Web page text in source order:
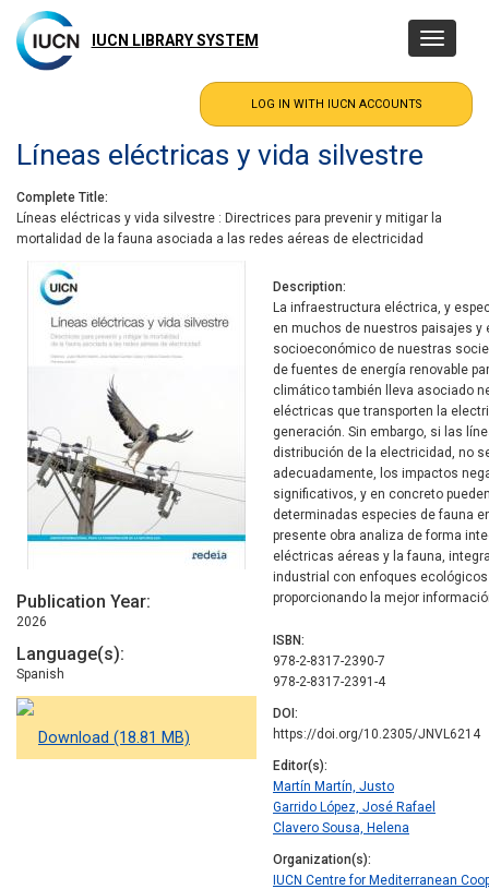
main
content
IUCN LIBRARY SYSTEM
Toggle
Líneas eléctricas y vida silvestre
Complete Title
Líneas eléctricas y vida silvestre : Directrices para prevenir y mitigar la
mortalidad de la fauna asociada a las redes aéreas de electricidad
Publication Year
2026
Language(s)
Spanish
Download (18.81 MB)
Description
La infraestructura eléctrica, y
en muchos de nuestros paisajes y
socioeconómico de nuestras
de fuentes de energía renovable
climático también lleva asociado
eléctricas que transporten la
generación. Sin embargo, si las
distribución de la electricidad, no
adecuadamente, los impactos
significativos, y en concreto
determinadas especies de fauna
presente obra analiza de forma
eléctricas aéreas y la fauna,
industrial con enfoques
proporcionando la mejor
ISBN
978-2-8317-2390-7
978-2-8317-2391-4
DOI
https://doi.org/10.2305/JNVL6214
Editor(s)
Martín Martín, Justo
Garrido López, José Rafael
Clavero Sousa, Helena
Organization(s)
IUCN Centre for Mediterranean